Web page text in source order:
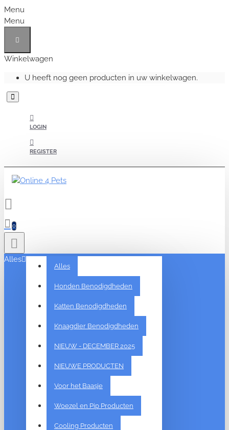
Menu
Menu
Winkelwagen
U heeft nog geen producten in uw winkelwagen.
LOGIN
REGISTER
0
Alles
Alles
Honden Benodigdheden
Katten Benodigdheden
Knaagdier Benodigdheden
NIEUW - DECEMBER 2025
NIEUWE PRODUCTEN
Voor het Baasje
Woezel en Pip Producten
Cooling Producten